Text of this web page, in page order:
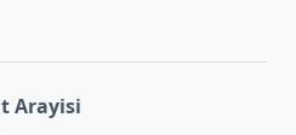
Arayisi